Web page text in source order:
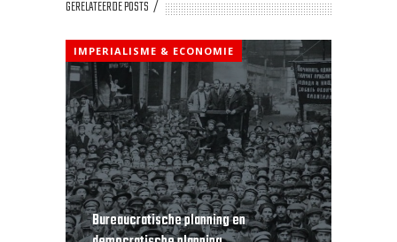
GERELATEERDE POSTS
IMPERIALISME & ECONOMIE
Bureaucratische planning en